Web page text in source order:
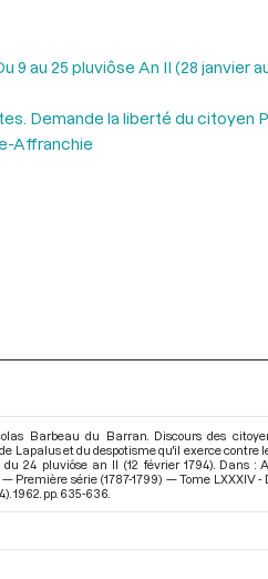
9 au 25 pluviôse An II (28 janvier
Demande la liberté du citoyen
Affranchie
Barbeau du Barran. Discours des
Lapalus et du despotisme qu'il exerce contre
24 pluviôse an II (12 février 1794). Dans :
Première série (1787-1799) — Tome LXXXIV
. 1962. pp. 635-636.